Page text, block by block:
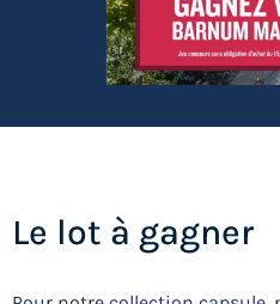
Le lot à gagner